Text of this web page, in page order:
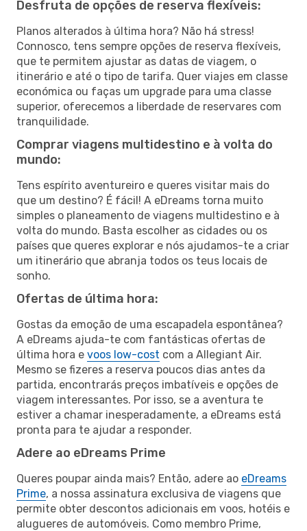
Desfruta de opções de reserva flexíveis:
Planos alterados à última hora? Não há stress!
Connosco, tens sempre opções de reserva flexíveis,
que te permitem ajustar as datas de viagem, o
itinerário e até o tipo de tarifa. Quer viajes em classe
económica ou faças um upgrade para uma classe
superior, oferecemos a liberdade de reservares com
tranquilidade.
Comprar viagens multidestino e à volta do
mundo:
Tens espírito aventureiro e queres visitar mais do
que um destino? É fácil! A eDreams torna muito
simples o planeamento de viagens multidestino e à
volta do mundo. Basta escolher as cidades ou os
países que queres explorar e nós ajudamos-te a criar
um itinerário que abranja todos os teus locais de
sonho.
Ofertas de última hora:
Gostas da emoção de uma escapadela espontânea?
A eDreams ajuda-te com fantásticas ofertas de
última hora e voos low-cost com a Allegiant Air.
Mesmo se fizeres a reserva poucos dias antes da
partida, encontrarás preços imbatíveis e opções de
viagem interessantes. Por isso, se a aventura te
estiver a chamar inesperadamente, a eDreams está
pronta para te ajudar a responder.
Adere ao eDreams Prime
Queres poupar ainda mais? Então, adere ao eDreams
Prime, a nossa assinatura exclusiva de viagens que
permite obter descontos adicionais em voos, hotéis e
alugueres de automóveis. Como membro Prime,